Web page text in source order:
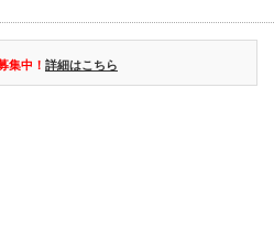
集中！ 詳細はこちら